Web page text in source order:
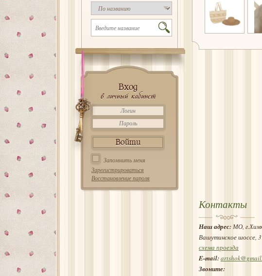
Вход
в личный кабинет
Запомнить меня
Зарегистрироваться
Восстановление пароля
Контакты
Наш адрес:МО,
Вашутинское шоссе,
схема проезда
E-mail:
Звоните: